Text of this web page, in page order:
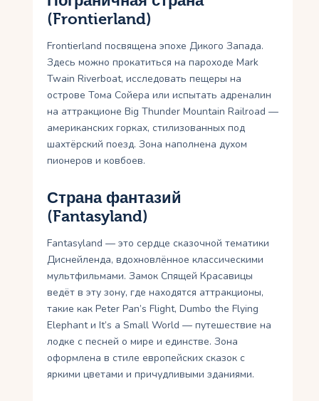
(Frontierland)
Frontierland посвящена эпохе Дикого Запада.
Здесь можно прокатиться на пароходе Mark
Twain Riverboat, исследовать пещеры на
острове Тома Сойера или испытать адреналин
на аттракционе Big Thunder Mountain Railroad —
американских горках, стилизованных под
шахтёрский поезд. Зона наполнена духом
пионеров и ковбоев.
Страна фантазий
(Fantasyland)
Fantasyland — это сердце сказочной тематики
Диснейленда, вдохновлённое классическими
мультфильмами. Замок Спящей Красавицы
ведёт в эту зону, где находятся аттракционы,
такие как Peter Pan’s Flight, Dumbo the Flying
Elephant и It’s a Small World — путешествие на
лодке с песней о мире и единстве. Зона
оформлена в стиле европейских сказок с
яркими цветами и причудливыми зданиями.